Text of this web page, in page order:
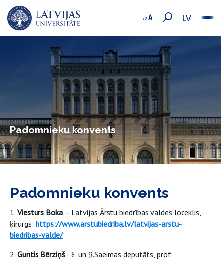
LV
Padomnieku konvents
Padomnieku konvents
1. Viesturs Boka – Latvijas Ārstu biedrības valdes loceklis,
ķirurgs: https://www.arstubiedriba.lv/latvijas-arstu-
biedribas-valde/
2. Guntis Bērziņš - 8. un 9.Saeimas deputāts, prof.